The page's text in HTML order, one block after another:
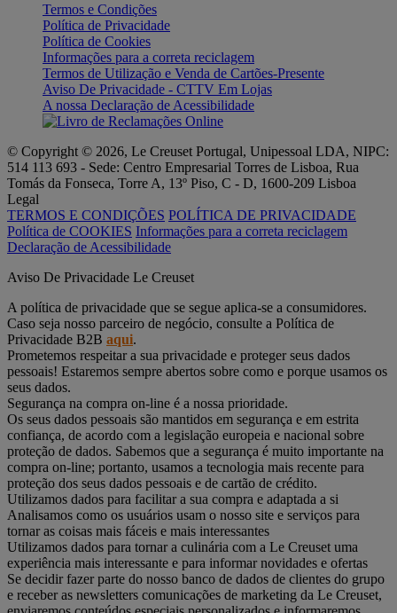
Termos e Condições
Política de Privacidade
Política de Cookies
Informações para a correta reciclagem
Termos de Utilização e Venda de Cartões-Presente
Aviso De Privacidade - CTTV Em Lojas
A nossa Declaração de Acessibilidade
© Copyright © 2026, Le Creuset Portugal, Unipessoal LDA, NIPC:
514 113 693 - Sede: Centro Empresarial Torres de Lisboa, Rua
Tomás da Fonseca, Torre A, 13º Piso, C - D, 1600-209 Lisboa
Legal
TERMOS E CONDIÇÕES POLÍTICA DE PRIVACIDADE
Política de COOKIES Informações para a correta reciclagem
Declaração de Acessibilidade
Aviso De Privacidade Le Creuset
A política de privacidade que se segue aplica-se a consumidores.
Caso seja nosso parceiro de negócio, consulte a Política de
Privacidade B2B aqui.
Prometemos respeitar a sua privacidade e proteger seus dados
pessoais! Estaremos sempre abertos sobre como e porque usamos os
seus dados.
Segurança na compra on-line é a nossa prioridade.
Os seus dados pessoais são mantidos em segurança e em estrita
confiança, de acordo com a legislação europeia e nacional sobre
proteção de dados. Sabemos que a segurança é muito importante na
compra on-line; portanto, usamos a tecnologia mais recente para
proteção dos seus dados pessoais e de cartão de crédito.
Utilizamos dados para facilitar a sua compra e adaptada a si
Analisamos como os usuários usam o nosso site e serviços para
tornar as coisas mais fáceis e mais interessantes
Utilizamos dados para tornar a culinária com a Le Creuset uma
experiência mais interessante e para informar novidades e ofertas
Se decidir fazer parte do nosso banco de dados de clientes do grupo
e receber as newsletters comunicações de marketing da Le Creuset,